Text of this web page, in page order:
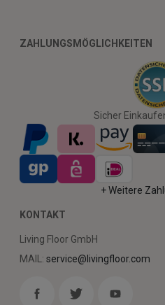
ZAHLUNGSMÖGLICHKEITEN
Sicher
+ Weitere
KONTAKT
Living Floor GmbH
MAIL: service@livingfloor.com